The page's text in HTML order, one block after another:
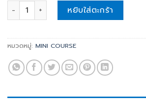
MINI COURSE จักรวาลเข้าข้างคุณ quantity
หยิบใส่ตะกร้า
หมวดหมู่: MINI COURSE